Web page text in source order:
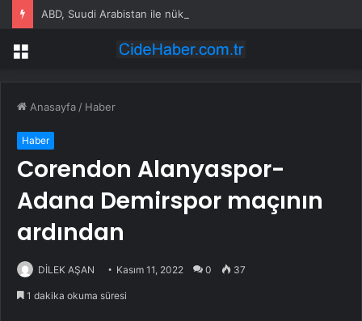
Menü
Anasayfa / Haber
Haber
Corendon Alanyaspor-
Adana Demirspor maçının
ardından
DİLEK AŞAN Kasım 11, 2022 0 37
1 dakika okuma süresi